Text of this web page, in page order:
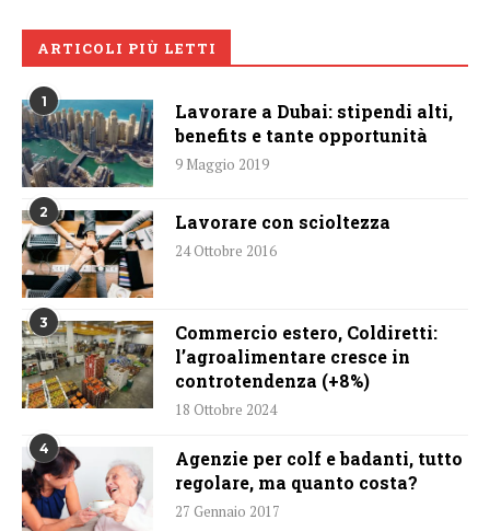
ARTICOLI PIÙ LETTI
1
Lavorare a Dubai: stipendi alti,
benefits e tante opportunità
9 Maggio 2019
2 Lavorare con scioltezza
24 Ottobre 2016
3
Commercio estero, Coldiretti:
l’agroalimentare cresce in
controtendenza (+8%)
18 Ottobre 2024
4
Agenzie per colf e badanti, tutto
regolare, ma quanto costa?
27 Gennaio 2017